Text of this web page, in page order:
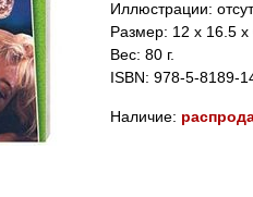
Иллюстрации:
Размер: 12 x 16.5 x
Вес: 80 г.
ISBN: 978-5-8189-
Наличие: